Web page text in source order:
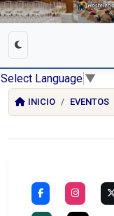
Select Language ▼
INICIO EVENTOS